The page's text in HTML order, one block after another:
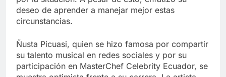
deseo de aprender a manejar mejor estas
circunstancias.
Ñusta Picuasi, quien se hizo famosa por compartir
su talento musical en redes sociales y por su
participación en MasterChef Celebrity Ecuador, se